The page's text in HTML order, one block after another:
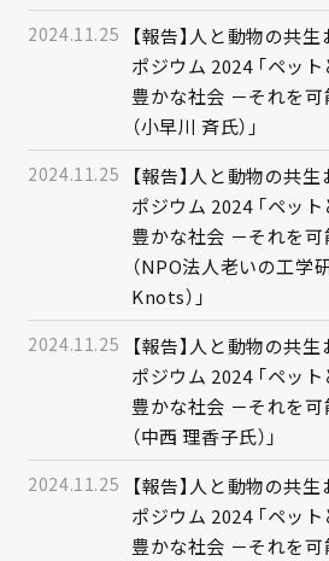
2024.11.25
【報告】人と動物の共
ポジウム 2024 「ペッ
豊かな社会 －それを
（小早川 斉氏）」
2024.11.25
【報告】人と動物の共
ポジウム 2024 「ペッ
豊かな社会 －それを
（NPO法人老いの工学
Knots）」
2024.11.25
【報告】人と動物の共
ポジウム 2024 「ペッ
豊かな社会 －それを
（中西 理香子氏）」
2024.11.25
【報告】人と動物の共
ポジウム 2024 「ペッ
豊かな社会 －それを